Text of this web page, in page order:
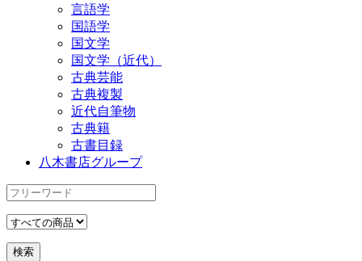
言語学
国語学
国文学
国文学（近代）
古典芸能
古典複製
近代自筆物
古典籍
古書目録
八木書店グループ